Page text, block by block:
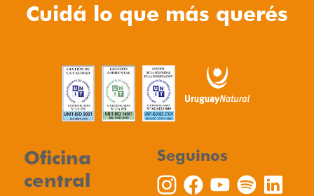
Cuidá lo que más querés
Oficina
central
Seguinos